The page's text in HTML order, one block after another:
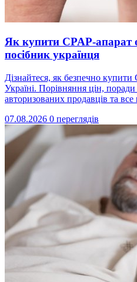
Як купити CPAP-апарат
посібник українця
Дізнайтеся, як безпечно
Україні. Порівняння цін,
авторизованих продавців та
07.08.2026 0 переглядів